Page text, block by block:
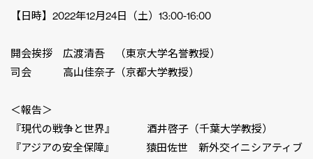
【日時】2022年12月24日（土）13:00-16:00
開会挨拶 広渡清吾 （東京大学名誉教授）
司会 高山佳奈子（京都大学教授）
＜報告＞
『現代の戦争と世界』 酒井啓子（千葉大学教授）
『アジアの安全保障』 猿田佐世 新外交イニシアティブ